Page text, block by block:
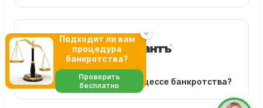
Зачем нужен юрист в процессе банкротства?
Подходит ли вам
процедура
банкротства?
Проверить
бесплатно